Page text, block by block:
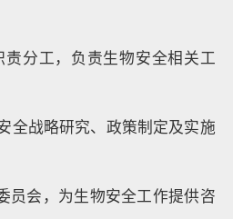
分工，负责生物安全相关工
全战略研究、政策制定及实施
员会，为生物安全工作提供咨